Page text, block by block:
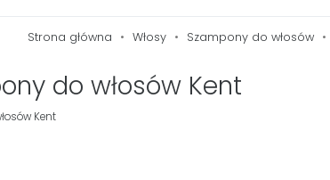
Strona główna Włosy Szampony do włosów
do włosów Kent
Kent